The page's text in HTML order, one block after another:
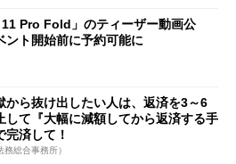
11 Pro Fold」のティーザー動画公
ト開始前に予約可能に
から抜け出したい人は、返済を3～6
して『大幅に減額してから返済する手
完済して！
務総合事務所）